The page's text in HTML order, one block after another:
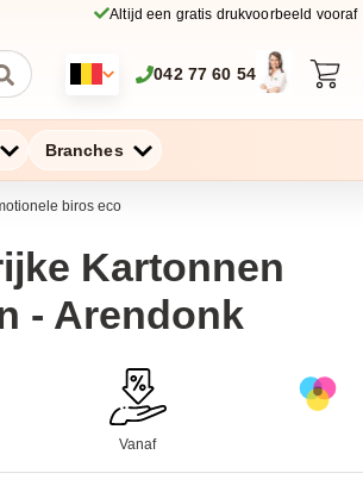
Altijd een gratis drukvoorbeeld vooraf
042 77 60 54
Branches
biros eco
Kartonnen
- Arendonk
Vanaf